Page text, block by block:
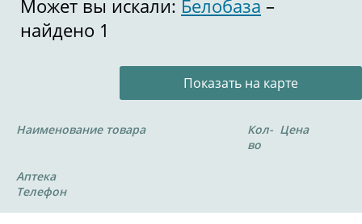
Может вы искали: Белобаза –
найдено 1
Показать на карте
Наименование товара
Кол-
во
Цена
Аптека
Телефон